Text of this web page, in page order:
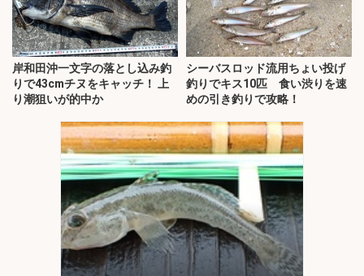
岸和田沖一文字の落とし込み釣
りで43cmチヌをキャッチ！ 上
り潮狙いが的中か
シーバスロッド流用ちょい投げ
釣りでキス10匹 食い渋りを速
めの引き釣りで攻略！